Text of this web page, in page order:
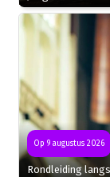
Op 9 augustus 2026
Rondleiding